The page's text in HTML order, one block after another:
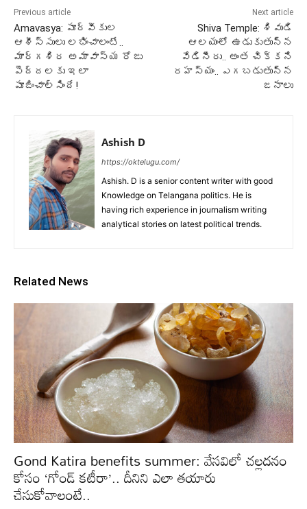
Previous article
Amavasya: పూర్వీకుల
ఆశీస్సులు లభించాలంటే..
మార్గశిర అమావాస్య రోజు
పెద్దలకు ఇలా
పూజించాల్సిందే!
Next article
Shiva Temple: శివుడి
ఆలయంలో ఉడుకుతున్న
వేడినీరు.. అంత చిక్కని
రహస్యం.. ఎగబడుతున్న
జనాలు
Ashish D
https://oktelugu.com/
Ashish. D is a senior content writer with good
Knowledge on Telangana politics. He is
having rich experience in journalism writing
analytical stories on latest political trends.
Related News
Gond Katira benefits summer: వేసవిలో చల్లదనం
కోసం ‘గోండ్ కటీరా’.. దీనిని ఎలా తయారు
చేసుకోవాలంటే..